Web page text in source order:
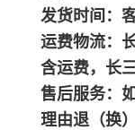
发货时间：
运费物流：
含运费，长
售后服务：
理由退（换